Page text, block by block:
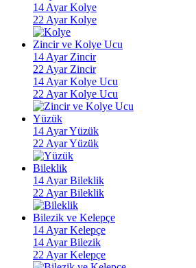
14 Ayar Kolye
22 Ayar Kolye
Zincir ve Kolye Ucu
14 Ayar Zincir
22 Ayar Zincir
14 Ayar Kolye Ucu
22 Ayar Kolye Ucu
Yüzük
14 Ayar Yüzük
22 Ayar Yüzük
Bileklik
14 Ayar Bileklik
22 Ayar Bileklik
Bilezik ve Kelepçe
14 Ayar Kelepçe
14 Ayar Bilezik
22 Ayar Kelepçe